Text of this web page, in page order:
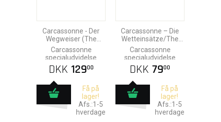
Carcassonne - Der
Wegweiser (The
Signposts)
Carcassonne
specialudvidelse
DKK 12900
Få på
lager!
Afs.:1-5
hverdage
Carcassonne – Die
Wetteinsätze/The
Bets
Carcassonne
specialudvidelse
DKK 7900
Få på
lager!
Afs.:1-5
hverdage